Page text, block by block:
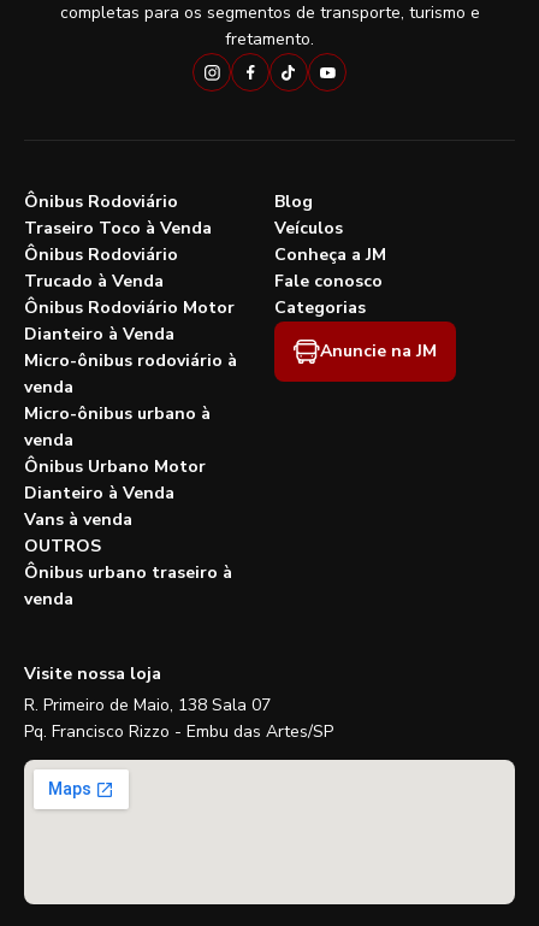
completas para os segmentos de transporte, turismo e
fretamento.
Ônibus Rodoviário
Traseiro Toco à Venda
Ônibus Rodoviário
Trucado à Venda
Ônibus Rodoviário Motor
Dianteiro à Venda
Micro-ônibus rodoviário à
venda
Micro-ônibus urbano à
venda
Ônibus Urbano Motor
Dianteiro à Venda
Vans à venda
OUTROS
Ônibus urbano traseiro à
venda
Blog
Veículos
Conheça a JM
Fale conosco
Categorias
Anuncie na JM
Visite nossa loja
R. Primeiro de Maio, 138 Sala 07
Pq. Francisco Rizzo - Embu das Artes/SP